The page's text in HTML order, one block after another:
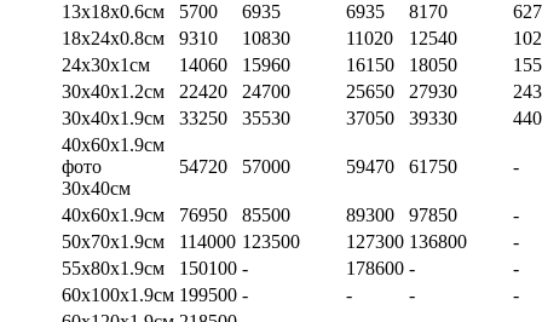
13х18х0.6см
5700 6935 6935 8170
18х24х0.8см
9310 10830 11020 12540
24х30х1см
14060 15960 16150 18050
30х40х1.2см
22420 24700 25650 27930
30х40х1.9см
33250 35530 37050 39330
40х60х1.9см
фото
30х40см
54720 57000 59470 61750 -
40х60х1.9см 76950 85500 89300 97850
-
50х70х1.9см
114000 123500 127300 136800
-
55х80х1.9см
150100 - 178600 -
-
60х100х1.9см 199500 - - -
-